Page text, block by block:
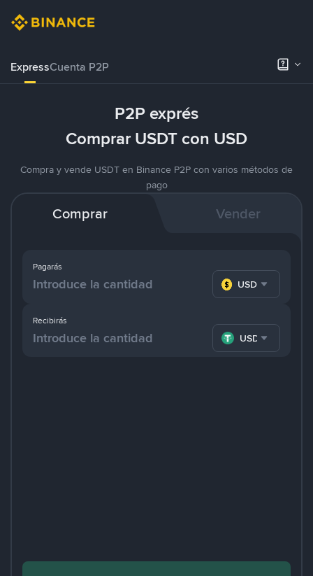
ExpressCuenta P2P
P2P exprés
Comprar USDT con USD
Compra y vende USDT en Binance P2P con varios métodos de
pago
Comprar Vender
Pagarás
USD
Recibirás
USDT